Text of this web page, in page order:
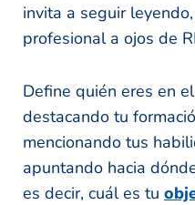
invita a seguir
profesional a ojos de
Define quién eres en
destacando tu
mencionando tus
apuntando hacia
es decir, cuál es tu